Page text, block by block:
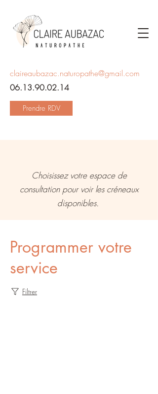
claireaubazac.naturopathe@gmail.com
06.13.90.02.14
Prendre RDV
Choisissez votre espace de
consultation pour voir les créneaux
disponibles.
Programmer votre
service
Filtrer